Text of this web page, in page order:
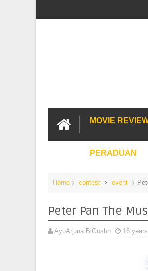
MOVIE
PERADUAN
Home contest event
Peter Pan The
AyuArjuna BiGoshh 16